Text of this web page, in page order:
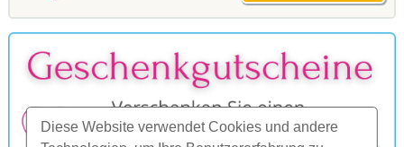
Diese Website verwendet Cookies und andere